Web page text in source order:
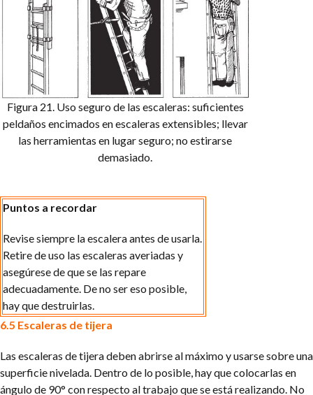
Figura 21. Uso seguro de las escaleras: suficientes
peldaños encimados en escaleras extensibles; llevar
las herramientas en lugar seguro; no estirarse
demasiado.
Puntos a recordar
Revise siempre la escalera antes de usarla.
Retire de uso las escaleras averiadas y
asegúrese de que se las repare
adecuadamente. De no ser eso posible,
hay que destruirlas.
6.5 Escaleras de tijera
Las escaleras de tijera deben abrirse al máximo y usarse sobre una
superficie nivelada. Dentro de lo posible, hay que colocarlas en
ángulo de 90° con respecto al trabajo que se está realizando. No